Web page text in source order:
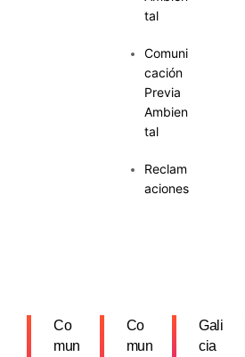
tal
Comuni
cación
Previa
Ambien
tal
Reclam
aciones
Co
mun
Co
mun
Gali
cia